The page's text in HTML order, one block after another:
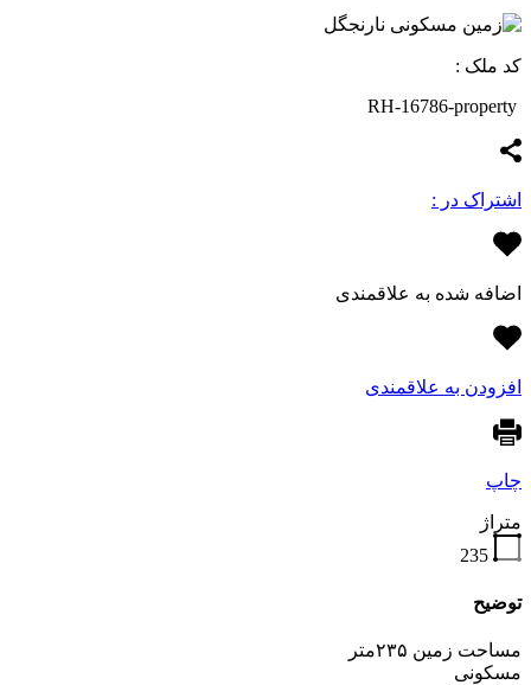
کد ملک :
اشتراک در :
اضافه شده به علاقمندی
افزودن به علاقمندی
چاپ
متراژ
235
توضیح
مساحت زمین ۲۳۵متر
مسکونی